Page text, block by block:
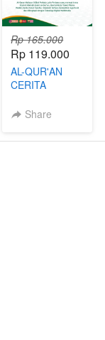
Rp 165.000
Rp 119.000
AL-QUR'AN
CERITA
TAHFIDZ
Share